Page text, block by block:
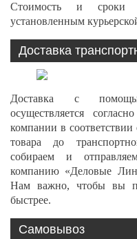
Стоимость и сроки
установленным
Доставка
Доставка с
осуществляется
компании в
товара до
собираем и
компанию «Деловые
Нам важно, чтобы вы
быстрее.
Самовывоз